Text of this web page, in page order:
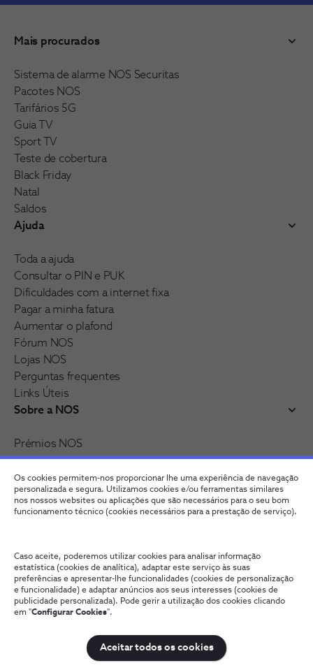
Os cookies permitem-nos proporcionar lhe uma experiência de navegação
personalizada e segura. Utilizamos cookies e/ou ferramentas similares
nos nossos websites ou aplicações que são necessários para o seu bom
funcionamento técnico (cookies necessários para a prestação de serviço).
Caso aceite, poderemos utilizar cookies para analisar informação
estatística (cookies de analítica), adaptar este serviço às suas
preferências e apresentar-lhe funcionalidades (cookies de personalização
e funcionalidade) e adaptar anúncios aos seus interesses (cookies de
publicidade personalizada). Pode gerir a utilização dos cookies clicando
em "Configurar Cookies".
Aceitar todos os cookies
Mais procurados
Sistema de alarme NOS Securitas
Pacotes NOS
Tarifários 5G
Guia TV
Sport TV
Teste de cobertura
Black Friday
Natal
Saldos
Ajuda
Toda a ajuda
Consultar o PIN e PUK
Dificuldades com a internet fixa
Pagar a minha fatura
Aumentar o plafond
Fórum NOS
Lojas NOS
Perguntas frequentes
Links Úteis
Sobre a NOS
Prémios NOS
Reconhecimentos e distinções
Recrutamento
Fale connoscoPolítica de Privacidade
Provedoria Cliente